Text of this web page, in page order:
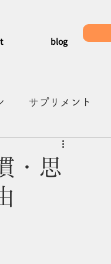
blog
サプリメント
浜町グルメ
・思